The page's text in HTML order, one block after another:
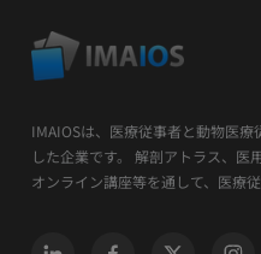
IMAIOSは、医療従事者と動物医
した企業です。 解剖アトラス、医
オンライン講座等を通して、医療